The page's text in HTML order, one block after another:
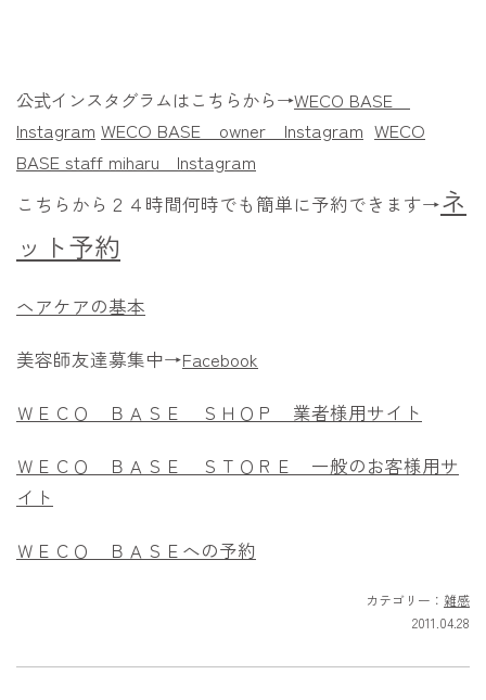
公式インスタグラムはこちらから→WECO BASE
Instagram WECO BASE owner Instagram WECO
BASE staff miharu Instagram
こちらから２４時間何時でも簡単に予約できます→ネ
ット予約
ヘアケアの基本
美容師友達募集中→Facebook
ＷＥＣＯ ＢＡＳＥ ＳＨＯＰ 業者様用サイト
ＷＥＣＯ ＢＡＳＥ ＳＴＯＲＥ 一般のお客様用サ
イト
ＷＥＣＯ ＢＡＳＥへの予約
カテゴリー： 雑感
2011.04.28